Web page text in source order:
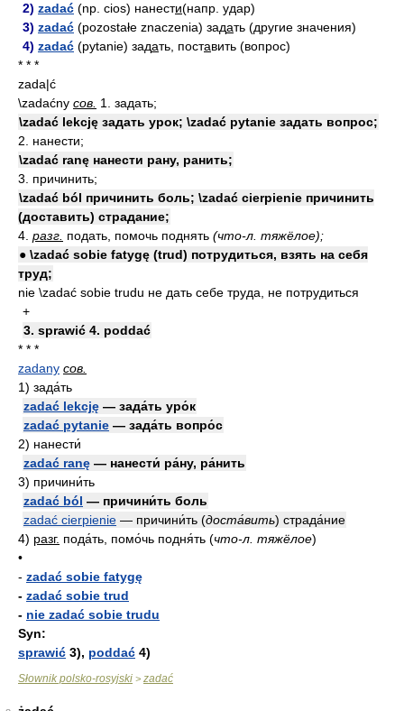
2) zadać (np. cios) нанести(напр. удар)
3) zadać (pozostałe znaczenia) задать (другие значения)
4) zadać (pytanie) задать, поставить (вопрос)
* * *
zada|ć
\zadaćny сов. 1. задать;
\zadać lekcję задать урок; \zadać pytanie задать вопрос;
2. нанести;
\zadać ranę нанести рану, ранить;
3. причинить;
\zadać ból причинить боль; \zadać cierpienie причинить
(доставить) страдание;
4. разг. подать, помочь поднять (что-л. тяжёлое);
● \zadać sobie fatygę (trud) потрудиться, взять на себя
труд;
nie \zadać sobie trudu не дать себе труда, не потрудиться
+
3. sprawić 4. poddać
* * *
zadany сов.
1) зада́ть
zadać lekcję — зада́ть уро́к
zadać pytanie — зада́ть вопро́с
2) нанести́
zadać ranę — нанести́ ра́ну, ра́нить
3) причини́ть
zadać ból — причини́ть боль
zadać cierpienie — причини́ть (доста́вить) страда́ние
4) разг. пода́ть, помо́чь подня́ть (что-л. тяжёлое)
•
- zadać sobie fatygę
- zadać sobie trud
- nie zadać sobie trudu
Syn:
sprawić 3), poddać 4)
Słownik polsko-rosyjski > zadać